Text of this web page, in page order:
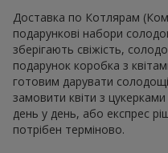
Доставка по Котлярам
подарункові набори
зберігають свіжість,
подарунок коробка з
готовим дарувати
замовити квіти з
день у день, або експрес
потрібен терміново.